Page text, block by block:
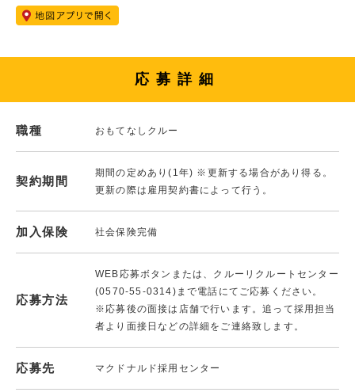
応募詳細
職種 おもてなしクルー
契約期間
期間の定めあり(1年) ※更新する場合があり得る。
更新の際は雇用契約書によって行う。
加入保険 社会保険完備
応募方法
WEB応募ボタンまたは、クルーリクルートセンター
(0570-55-0314)まで電話にてご応募ください。
※応募後の面接は店舗で行います。追って採用担当
者より面接日などの詳細をご連絡致します。
応募先 マクドナルド採用センター